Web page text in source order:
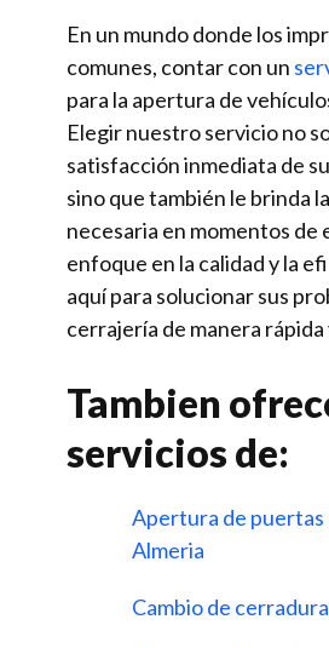
En un mundo donde los
comunes, contar con un
para la apertura de
Elegir nuestro servicio no
satisfacción inmediata de
sino que también le brinda
necesaria en momentos de
enfoque en la calidad y la
aquí para solucionar sus
cerrajería de manera rápida
Tambien
servicios de:
Apertura de puertas
Almeria
Cambio de